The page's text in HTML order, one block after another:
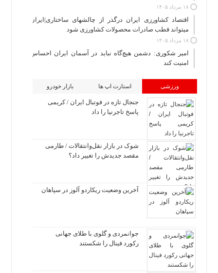
۱۸ مرداد ۱۴۰۵
اقتصاد کشاورزی ایران درگذر از چالشهای ساختاری|ایران
میتواند قطب صادرات محصولات کشاورزی شود
۱۸ مرداد ۱۴۰۵
امیر شکوری: دشمن هیچ‌گاه نباید در آسمان ایران احساس
امنیت کند
ورزشی استارت اپ ها بازار خودرو
جنجال تازه در فوتبال ایران / کریمی
پاسخ تاجرنیا را داد
شوک در بازار نقل‌وانتقالات / طارمی
مقصد جدیدش را تغییر داد؟
آخرین وضعیت ریکاردو آلوز در سپاهان
جوانمردی و گلوی با طلای جهانی
رکورد فینال را شکستند